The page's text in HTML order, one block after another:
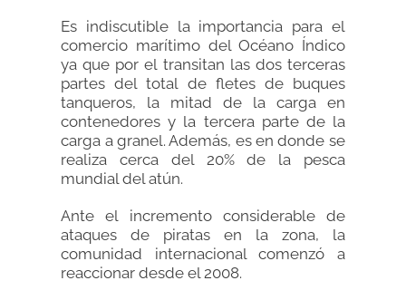
Es indiscutible la importancia para el
comercio marítimo del Océano Índico
ya que por el transitan las dos terceras
partes del total de fletes de buques
tanqueros, la mitad de la carga en
contenedores y la tercera parte de la
carga a granel. Además, es en donde se
realiza cerca del 20% de la pesca
mundial del atún.
Ante el incremento considerable de
ataques de piratas en la zona, la
comunidad internacional comenzó a
reaccionar desde el 2008.